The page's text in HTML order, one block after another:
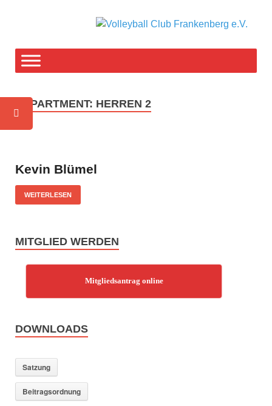
DEPARTMENT: HERREN 2
Kevin Blümel
WEITERLESEN
MITGLIED WERDEN
Mitgliedsantrag online
DOWNLOADS
Satzung
Beitragsordnung